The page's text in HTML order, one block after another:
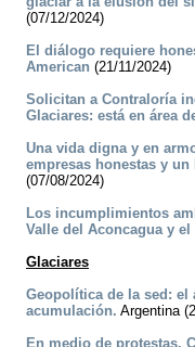
(07/12/2024)
El diálogo requiere
American (21/11/2024)
Solicitan a Contraloría
Glaciares: está en área
Una vida digna y en
empresas honestas y
(07/08/2024)
Los incumplimientos
Valle del Aconcagua y
Glaciares
Geopolítica de la sed: el
acumulación. Argentina
En medio de protestas,